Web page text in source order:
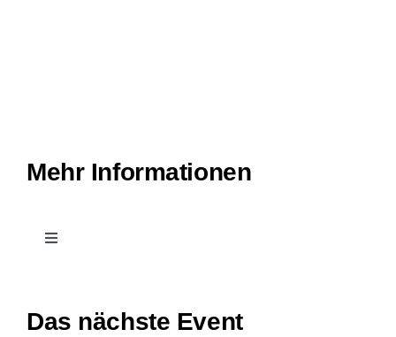
Mehr Informationen
Toggle
Das nächste Event